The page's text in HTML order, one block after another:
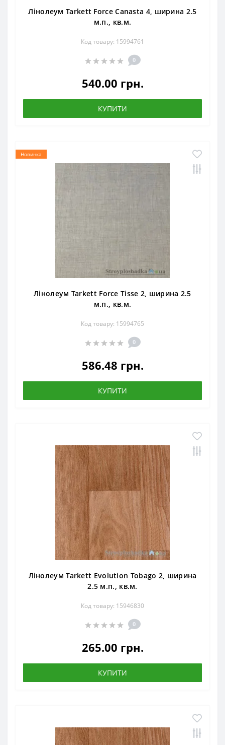
Лінолеум Tarkett Force Canasta 4, ширина 2.5
м.п., кв.м.
Код товару: 15994761
0
540.00 грн.
КУПИТИ
Новинка
Лінолеум Tarkett Force Tisse 2, ширина 2.5
м.п., кв.м.
Код товару: 15994765
0
586.48 грн.
КУПИТИ
Лінолеум Tarkett Evolution Tobago 2, ширина
2.5 м.п., кв.м.
Код товару: 15946830
0
265.00 грн.
КУПИТИ